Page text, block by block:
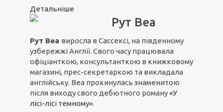
Детальніше
Рут Веа
Рут Веа виросла в Сассексі, на південному
узбережжі Англії. Свого часу працювала
офіціанткою, консультанткою в книжковому
магазині, прес-секретаркою та викладала
англійську. Веа прокинулась знаменитою
після виходу свого дебютного роману«У
лісі-лісі темному».